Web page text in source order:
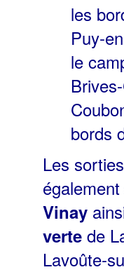
les
Puy-
le
bords
Les
Vinay
verte de
Lavoûte-